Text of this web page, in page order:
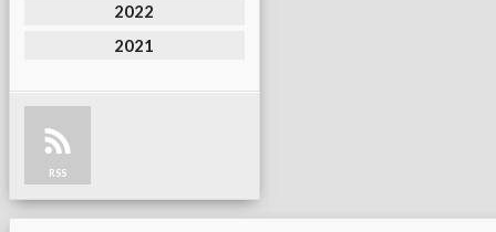
2022
2021
RSS